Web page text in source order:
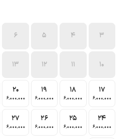
3
4
5
6
10
11
12
13
17
6٬000٬000
18
6٬000٬000
19
6٬000٬000
20
6٬000٬000
24
6٬000٬000
25
6٬000٬000
26
6٬000٬000
27
6٬000٬000